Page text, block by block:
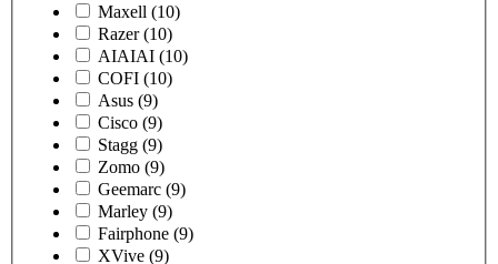
Maxell (10)
Razer (10)
AIAIAI (10)
COFI (10)
Asus (9)
Cisco (9)
Stagg (9)
Zomo (9)
Geemarc (9)
Marley (9)
Fairphone (9)
XVive (9)